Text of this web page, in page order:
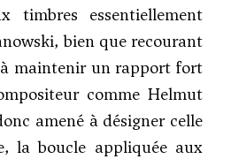
essentiellement
bien que recourant
à maintenir un rapport fort
comme Helmut
amené à désigner celle
la boucle appliquée aux